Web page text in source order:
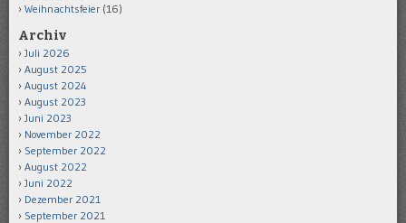
Weihnachtsfeier (16)
Archiv
Juli 2026
August 2025
August 2024
August 2023
Juni 2023
November 2022
September 2022
August 2022
Juni 2022
Dezember 2021
September 2021